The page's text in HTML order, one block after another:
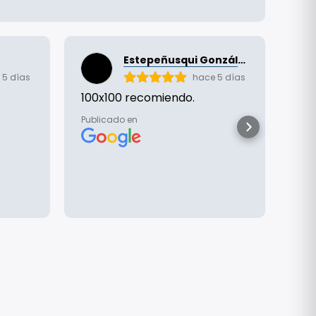
5 días
Estepeñusqui González
hace 5 días
100x100 recomiendo.
Publicado en